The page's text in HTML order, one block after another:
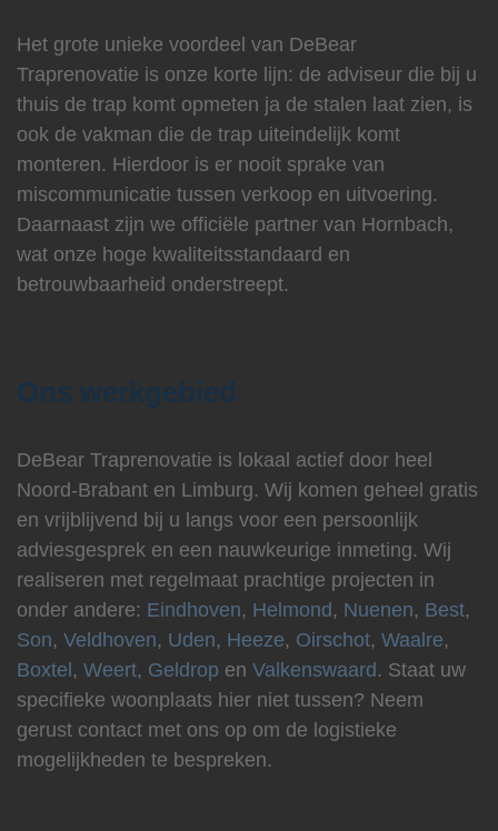
Het grote unieke voordeel van DeBear
Traprenovatie is onze korte lijn: de adviseur die bij u
thuis de trap komt opmeten ja de stalen laat zien, is
ook de vakman die de trap uiteindelijk komt
monteren. Hierdoor is er nooit sprake van
miscommunicatie tussen verkoop en uitvoering.
Daarnaast zijn we officiële partner van Hornbach,
wat onze hoge kwaliteitsstandaard en
betrouwbaarheid onderstreept.
Ons werkgebied
DeBear Traprenovatie is lokaal actief door heel
Noord-Brabant en Limburg. Wij komen geheel gratis
en vrijblijvend bij u langs voor een persoonlijk
adviesgesprek en een nauwkeurige inmeting. Wij
realiseren met regelmaat prachtige projecten in
onder andere: Eindhoven, Helmond, Nuenen, Best,
Son, Veldhoven, Uden, Heeze, Oirschot, Waalre,
Boxtel, Weert, Geldrop en Valkenswaard. Staat uw
specifieke woonplaats hier niet tussen? Neem
gerust contact met ons op om de logistieke
mogelijkheden te bespreken.